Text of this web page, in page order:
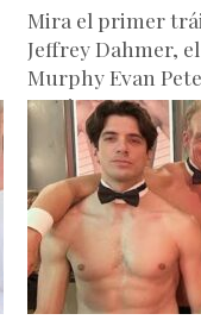
Mira el primer
Jeffrey Dahmer,
Murphy Evan
asesino en...